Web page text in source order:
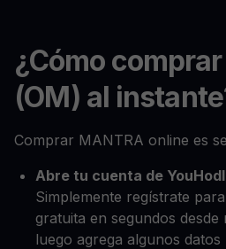
¿Cómo
(OM) al
Comprar MANTRA online es
Abre tu cuenta de
Simplemente regístrate
gratuita en segundos
luego agrega algunos